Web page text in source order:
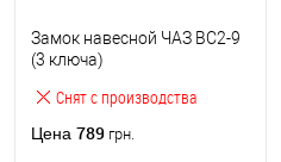
Снят с производства
Замок навесной ЧАЗ ВС2-9
(3 ключа)
Цена 789 грн.